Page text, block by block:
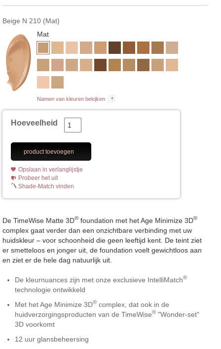
Beige N 210 (Mat)
Mat
Namen van kleuren bekijken
Hoeveelheid
product toevoegen
Opslaan in verlanglijstje
Probeer het uit
Shade-Match vinden
De TimeWise Matte 3D® foundation met het Age Minimize 3D®
complex gaat verder dan een onzichtbare verbinding met uw
huidskleur – voor schoonheid die geen leeftijd kent. De teint ziet
er smetteloos en jonger uit, de foundation voelt gewichtloos aan
en ziet er de hele dag natuurlijk uit.
De kleurnuances zijn met onze exclusieve IntelliMatch®
technologie ontwikkeld
Met het Age Minimize 3D® complex, dat ook in de
huidverzorgingsproducten van de TimeWise® "Wonder-set"
3D voorkomt
12 uur glansbeheersing